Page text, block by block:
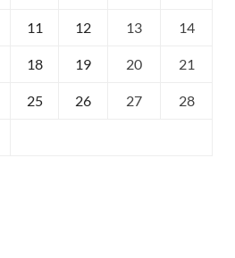
11 12 13 14
18 19 20 21
25 26 27 28